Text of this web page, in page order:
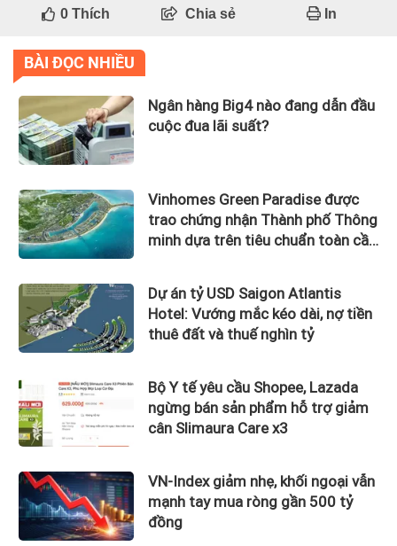
0Thích Chia sẻ In
BÀI ĐỌC NHIỀU
Ngân hàng Big4 nào đang dẫn đầu
cuộc đua lãi suất?
Vinhomes Green Paradise được
trao chứng nhận Thành phố Thông
minh dựa trên tiêu chuẩn toàn cầu
Dự án tỷ USD Saigon Atlantis
Hotel: Vướng mắc kéo dài, nợ tiền
thuê đất và thuế nghìn tỷ
Bộ Y tế yêu cầu Shopee, Lazada
ngừng bán sản phẩm hỗ trợ giảm
cân Slimaura Care x3
VN-Index giảm nhẹ, khối ngoại vẫn
mạnh tay mua ròng gần 500 tỷ
đồng